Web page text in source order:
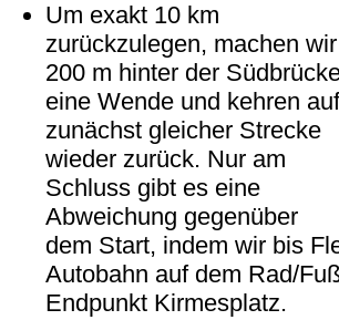
Um exakt 10 km
zurückzulegen, machen wir
200 m hinter der
eine Wende und kehren auf
zunächst gleicher Strecke
wieder zurück. Nur am
Schluss gibt es eine
Abweichung gegenüber
dem Start, indem wir bis
Autobahn auf dem Rad/
Endpunkt Kirmesplatz.